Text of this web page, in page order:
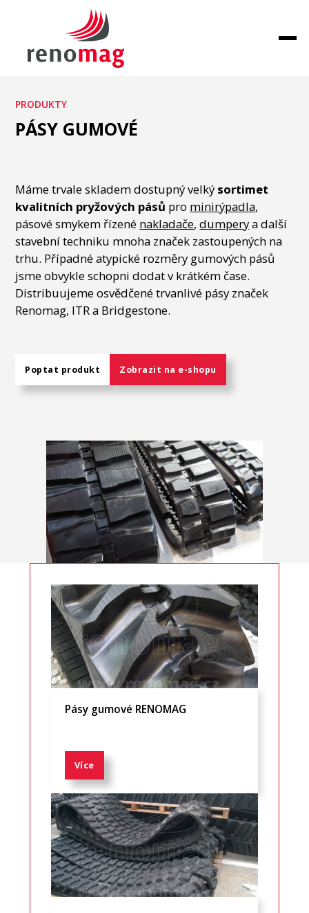
PRODUKTY
PÁSY GUMOVÉ
Máme trvale skladem dostupný velký sortimet
kvalitních pryžových pásů pro minirýpadla,
pásové smykem řízené nakladače,dumperya další
stavební techniku mnoha značek zastoupených na
trhu. Případné atypické rozměry gumových pásů
jsme obvykle schopni dodat v krátkém čase.
Distribuujeme osvědčené trvanlivé pásy značek
Renomag, ITR a Bridgestone.
Poptat produkt Zobrazit na e-shopu
Pásy gumové RENOMAG
Více